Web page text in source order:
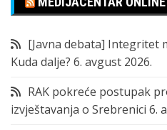
[Javna debata] Integritet
Kuda dalje? 6. avgust 2026.
RAK pokreće postupak
izvještavanja o Srebrenici 6.